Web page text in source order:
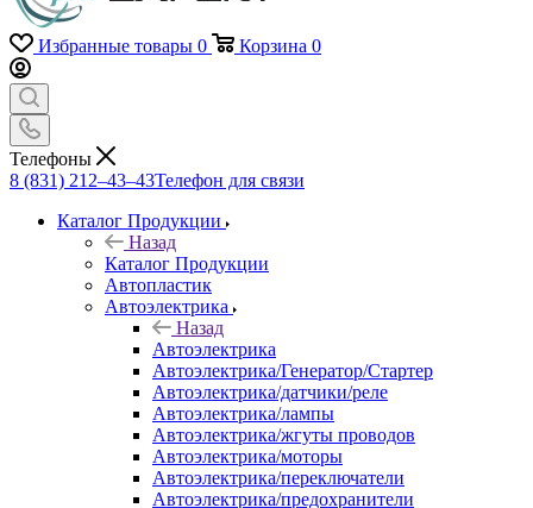
Избранные товары 0 Корзина 0
Телефоны
8 (831) 212–43–43Телефон для связи
Каталог Продукции
Назад
Каталог Продукции
Автопластик
Автоэлектрика
Назад
Автоэлектрика
Автоэлектрика/Генератор/Стартер
Автоэлектрика/датчики/реле
Автоэлектрика/лампы
Автоэлектрика/жгуты проводов
Автоэлектрика/моторы
Автоэлектрика/переключатели
Автоэлектрика/предохранители